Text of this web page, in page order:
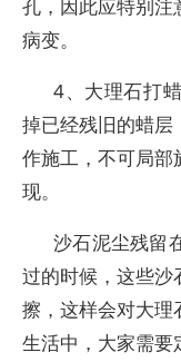
孔，因此应特别注
病变。
4、大理石打
掉已经残旧的蜡层
作施工，不可局部
现。
沙石泥尘残留
过的时候，这些沙
擦，这样会对大理
生活中，大家需要